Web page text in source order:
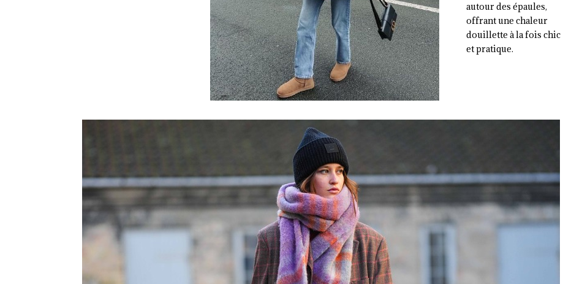
autour des épaules,
offrant une chaleur
douillette à la fois chic
et pratique.